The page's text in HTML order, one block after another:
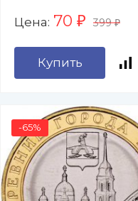
Цена: 70 ₽ 399₽
Купить
-65%